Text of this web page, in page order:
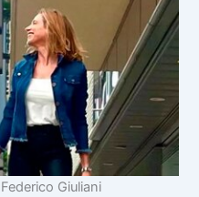
Giuliani